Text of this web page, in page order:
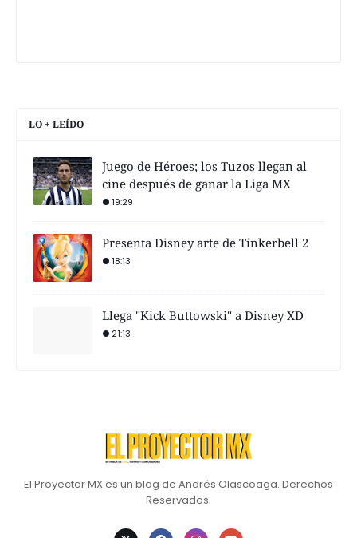
LO + LEÍDO
Juego de Héroes; los Tuzos llegan al
cine después de ganar la Liga MX
19:29
Presenta Disney arte de Tinkerbell 2
18:13
Llega "Kick Buttowski" a Disney XD
21:13
El Proyector MX es un blog de Andrés Olascoaga. Derechos
Reservados.